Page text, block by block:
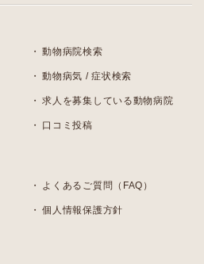
動物病院検索
動物病気 / 症状検索
求人を募集している動物病院
口コミ投稿
よくあるご質問（FAQ）
個人情報保護方針